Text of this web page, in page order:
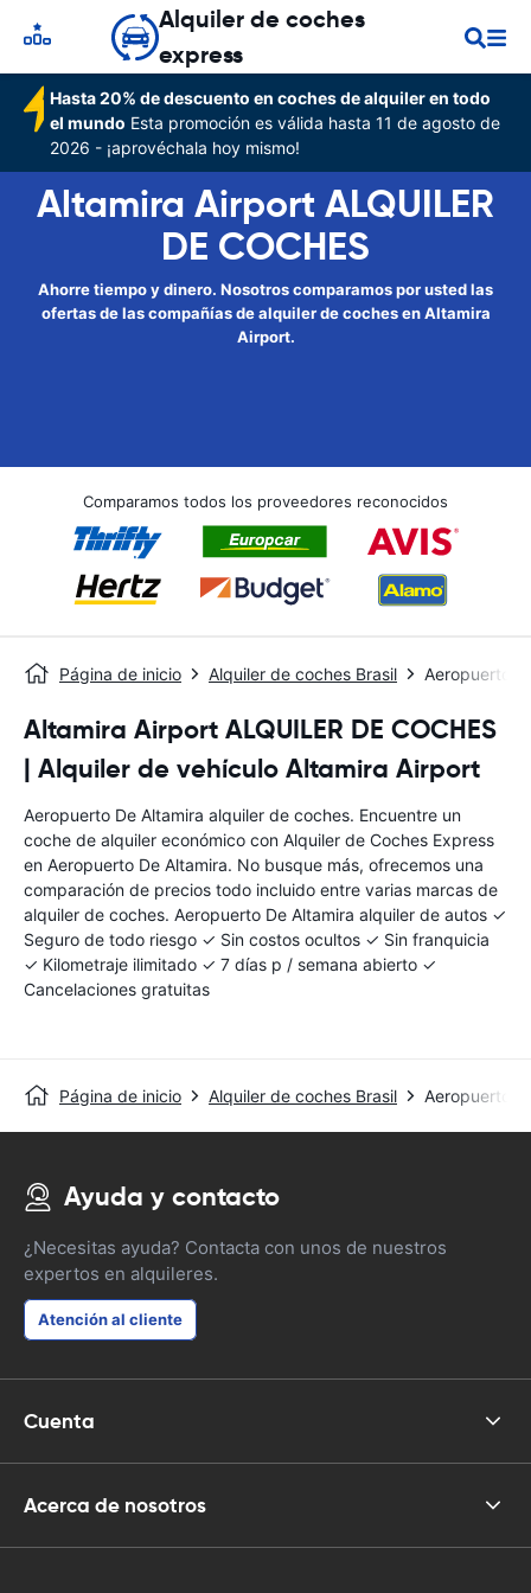
Alquiler de coches
express
Hasta 20% de descuento en coches de alquiler en todo
el mundo Esta promoción es válida hasta 11 de agosto de
2026 - ¡aprovéchala hoy mismo!
Altamira Airport ALQUILER
DE COCHES
Ahorre tiempo y dinero. Nosotros comparamos por usted las
ofertas de las compañías de alquiler de coches en Altamira
Airport.
Comparamos todos los proveedores reconocidos
Página de inicio Alquiler de coches Brasil Aeropuerto
Altamira Airport ALQUILER DE COCHES
| Alquiler de vehículo Altamira Airport
Aeropuerto De Altamira alquiler de coches. Encuentre un
coche de alquiler económico con Alquiler de Coches Express
en Aeropuerto De Altamira. No busque más, ofrecemos una
comparación de precios todo incluido entre varias marcas de
alquiler de coches. Aeropuerto De Altamira alquiler de autos ✓
Seguro de todo riesgo ✓ Sin costos ocultos ✓ Sin franquicia
✓ Kilometraje ilimitado ✓ 7 días p / semana abierto ✓
Cancelaciones gratuitas
Página de inicio Alquiler de coches Brasil Aeropuerto
Ayuda y contacto
¿Necesitas ayuda? Contacta con unos de nuestros
expertos en alquileres.
Atención al cliente
Cuenta
Acerca de nosotros